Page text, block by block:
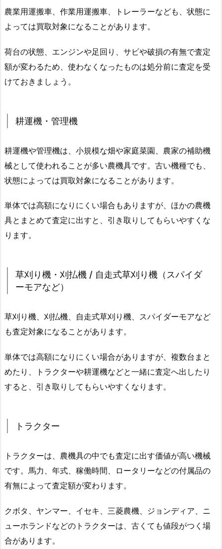
農業用運搬車、作業用運搬車、トレーラーなども、状態に
よっては買取対象になることがあります。
荷台の状態、エンジンや足回り、サビや破損の有無で査定
額が変わるため、使わなくなったものは処分前に査定を受
けておきましょう。
耕運機・管理機
耕運機や管理機は、小規模な畑や家庭菜園、農家の補助機
械として使われることが多い農機具です。古い機種でも、
状態によっては買取対象になることがあります。
単体では高額になりにくい場合もありますが、ほかの農機
具とまとめて査定に出すと、引き取りしてもらいやすくな
ります。
草刈り機・刈払機 / 自走式草刈り機（スパイダ
ーモアなど）
草刈り機、刈払機、自走式草刈り機、スパイダーモアなど
も査定対象になることがあります。
単体では高額になりにくい場合がありますが、複数台まと
めたり、トラクターや耕運機などと一緒に査定へ出したり
すると、引き取りしてもらいやすくなります。
トラクター
トラクターは、農機具の中でも査定に出す価値が高い機械
です。馬力、年式、稼働時間、ロータリーなどの付属品の
有無によって査定額が変わります。
クボタ、ヤンマー、イセキ、三菱農機、ジョンディア、ニ
ューホランドなどのトラクターは、古くても値段がつく場
合があります。